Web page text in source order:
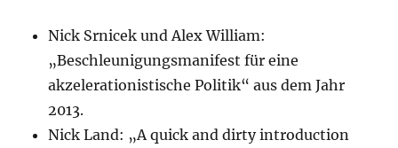
Nick Srnicek und Alex William:
„Beschleunigungsmanifest für eine
akzelerationistische Politik“ aus dem Jahr
2013.
Nick Land: „A quick and dirty introduction